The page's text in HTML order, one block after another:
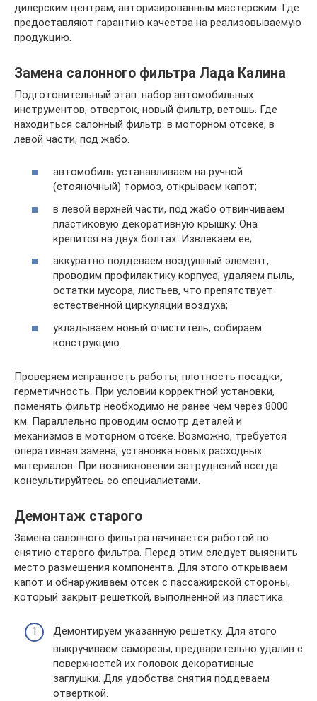
дилерским центрам, авторизированным мастерским. Где
предоставляют гарантию качества на реализовываемую
продукцию.
Замена салонного фильтра Лада Калина
Подготовительный этап: набор автомобильных
инструментов, отверток, новый фильтр, ветошь. Где
находиться салонный фильтр: в моторном отсеке, в
левой части, под жабо.
автомобиль устанавливаем на ручной
(стояночный) тормоз, открываем капот;
в левой верхней части, под жабо отвинчиваем
пластиковую декоративную крышку. Она
крепится на двух болтах. Извлекаем ее;
аккуратно поддеваем воздушный элемент,
проводим профилактику корпуса, удаляем пыль,
остатки мусора, листьев, что препятствует
естественной циркуляции воздуха;
укладываем новый очиститель, собираем
конструкцию.
Проверяем исправность работы, плотность посадки,
герметичность. При условии корректной установки,
поменять фильтр необходимо не ранее чем через 8000
км. Параллельно проводим осмотр деталей и
механизмов в моторном отсеке. Возможно, требуется
оперативная замена, установка новых расходных
материалов. При возникновении затруднений всегда
консультируйтесь со специалистами.
Демонтаж старого
Замена салонного фильтра начинается работой по
снятию старого фильтра. Перед этим следует выяснить
место размещения компонента. Для этого открываем
капот и обнаруживаем отсек с пассажирской стороны,
который закрыт решеткой, выполненной из пластика.
Демонтируем указанную решетку. Для этого
выкручиваем саморезы, предварительно удалив с
поверхностей их головок декоративные
заглушки. Для удобства снятия поддеваем
отверткой.